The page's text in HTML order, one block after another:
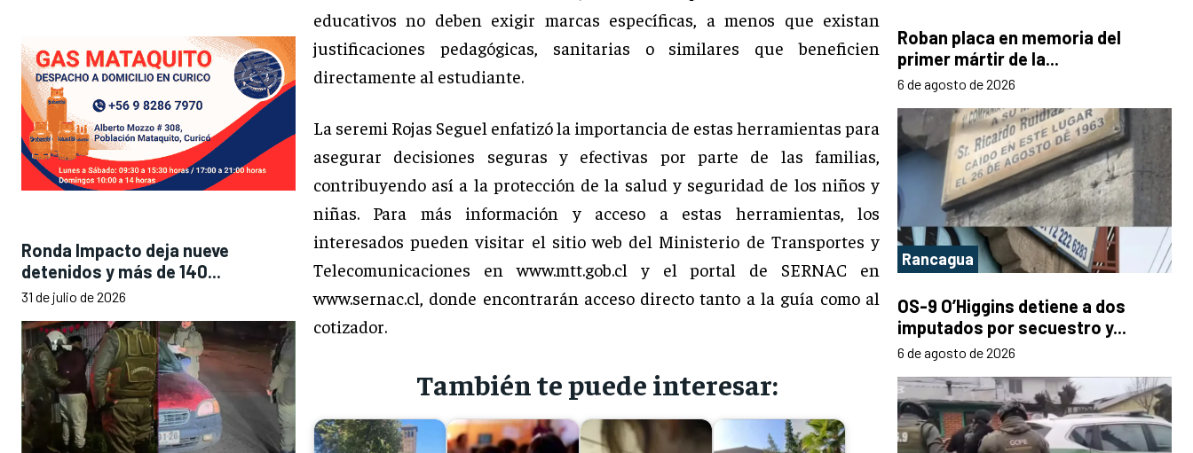
Ronda Impacto deja nueve
detenidos y más de 140...
31 de julio de 2026
educativos no deben exigir marcas específicas, a menos que existan
justificaciones pedagógicas, sanitarias o similares que beneficien
directamente al estudiante.
La seremi Rojas Seguel enfatizó la importancia de estas herramientas para
asegurar decisiones seguras y efectivas por parte de las familias,
contribuyendo así a la protección de la salud y seguridad de los niños y
niñas. Para más información y acceso a estas herramientas, los
interesados pueden visitar el sitio web del Ministerio de Transportes y
Telecomunicaciones en www.mtt.gob.cl y el portal de SERNAC en
www.sernac.cl, donde encontrarán acceso directo tanto a la guía como al
cotizador.
También te puede interesar:
Roban placa en memoria del
primer mártir de la...
6 de agosto de 2026
Rancagua
OS-9 O’Higgins detiene a dos
imputados por secuestro y...
6 de agosto de 2026